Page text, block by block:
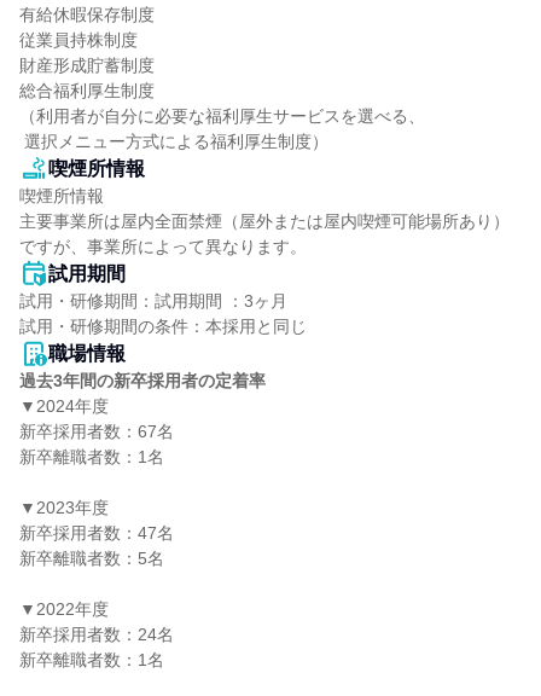
有給休暇保存制度
従業員持株制度
財産形成貯蓄制度
総合福利厚生制度
（利用者が自分に必要な福利厚生サービスを選べる、
選択メニュー方式による福利厚生制度）
喫煙所情報
喫煙所情報
主要事業所は屋内全面禁煙（屋外または屋内喫煙可能場所あり）
ですが、事業所によって異なります。
試用期間
試用・研修期間：試用期間 ：3ヶ月
職場情報
過去3年間の新卒採用者の定着率
▼2024年度
新卒採用者数：67名
新卒離職者数：1名
▼2023年度
新卒採用者数：47名
新卒離職者数：5名
▼2022年度
新卒採用者数：24名
新卒離職者数：1名